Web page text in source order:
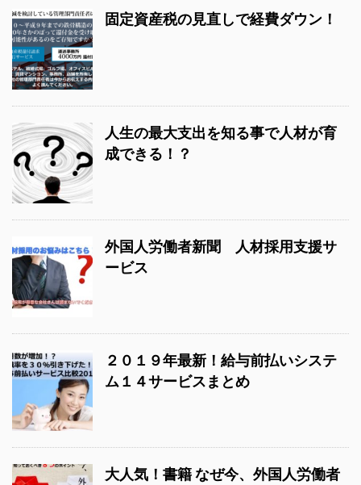
固定資産税の見直しで経費ダウン！
人生の最大支出を知る事で人材が育
成できる！？
外国人労働者新聞 人材採用支援サ
ービス
２０１９年最新！給与前払いシステ
ム１４サービスまとめ
大人気！書籍 なぜ今、外国人労働者